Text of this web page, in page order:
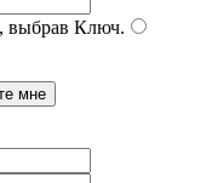
выбрав Ключ.